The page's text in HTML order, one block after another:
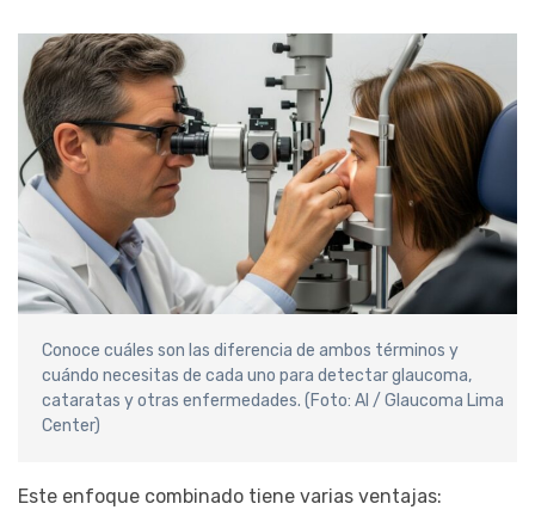
Conoce cuáles son las diferencia de ambos términos y
cuándo necesitas de cada uno para detectar glaucoma,
cataratas y otras enfermedades. (Foto: AI / Glaucoma Lima
Center)
Este enfoque combinado tiene varias ventajas: